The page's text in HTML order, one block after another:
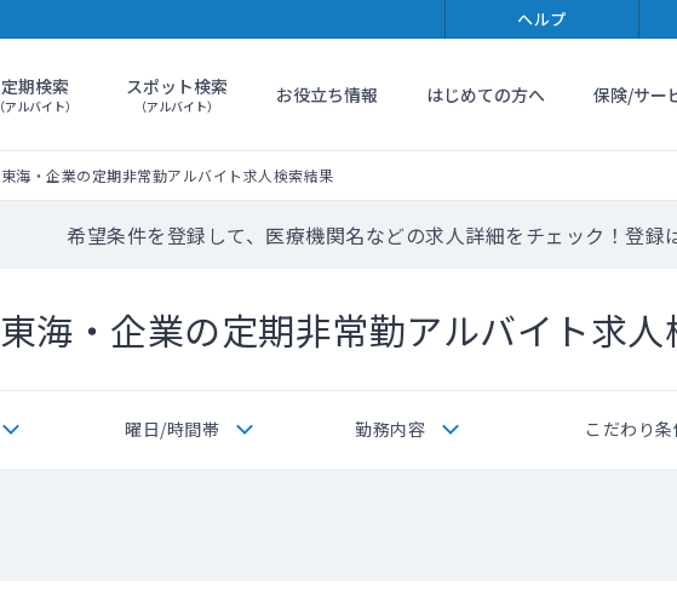
ヘルプ
定期検索
（アルバイト）
スポット検索
（アルバイト） お役立ち情報 はじめての方へ 保険/サー
東海・企業の定期非常勤アルバイト求人検索結果
希望条件を登録して、医療機関名などの求人詳細をチェック！登録
東海・企業の定期非常勤アルバイト求
曜日/時間帯 勤務内容 こだわり